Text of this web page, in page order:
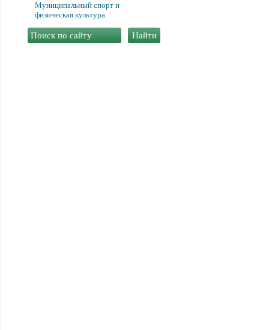
Муниципальный спорт и
физическая культура